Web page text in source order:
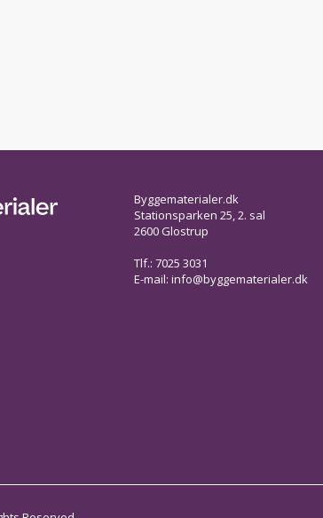
Byggematerialer.dk
Stationsparken 25, 2. sal
2600 Glostrup
Tlf.: 7025 3031
E-mail: info@byggematerialer.dk